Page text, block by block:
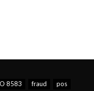
8583 fraud
pos